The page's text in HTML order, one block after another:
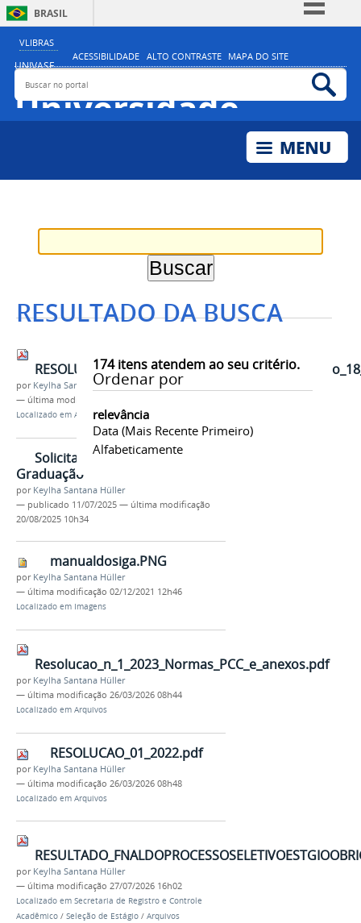
BRASIL
Comunica BR
Legislação
VLIBRAS
ACESSIBILIDADE ALTO CONTRASTE MAPA DO SITE
UNIVASF
Universidade
Federal do Vale do
São Francisco
MINISTÉRIO DA EDUCAÇÃO
Buscar no portal
RESULTADO DA BUSCA
174itens atendem ao seu critério.
Ordenar por
relevância
Data (mais Recente Primeiro)
Alfabeticamente
por Keylha Santana Hüller
— última modificação
Localizado em Arquivos
Solicitações Gerais - Pós-
Graduação
por Keylha Santana Hüller
— publicado 11/07/2025 — última modificação
20/08/2025 10h34
manualdosiga.PNG
por Keylha Santana Hüller
— última modificação 02/12/2021 12h46
Localizado em Imagens
Resolucao_n_1_2023_Normas_PCC_e_anexos.pdf
por Keylha Santana Hüller
— última modificação 26/03/2026 08h44
Localizado em Arquivos
RESOLUCAO_01_2022.pdf
por Keylha Santana Hüller
— última modificação 26/03/2026 08h48
Localizado em Arquivos
por Keylha Santana Hüller
— última modificação 27/07/2026 16h02
Localizado em Secretaria de Registro e Controle
Acadêmico / Seleção de Estágio / Arquivos